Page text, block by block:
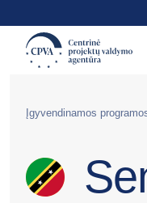
Įgyvendinamos